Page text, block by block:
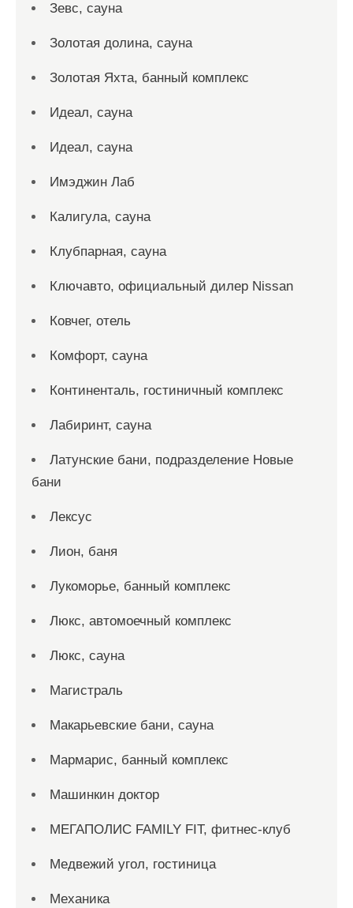
Зевс, сауна
Золотая долина, сауна
Золотая Яхта, банный комплекс
Идеал, сауна
Идеал, сауна
Имэджин Лаб
Калигула, сауна
Клубпарная, сауна
Ключавто, официальный дилер Nissan
Ковчег, отель
Комфорт, сауна
Континенталь, гостиничный комплекс
Лабиринт, сауна
Латунские бани, подразделение Новые
бани
Лексус
Лион, баня
Лукоморье, банный комплекс
Люкс, автомоечный комплекс
Люкс, сауна
Магистраль
Макарьевские бани, сауна
Мармарис, банный комплекс
Машинкин доктор
МЕГАПОЛИС FAMILY FIT, фитнес-клуб
Медвежий угол, гостиница
Механика